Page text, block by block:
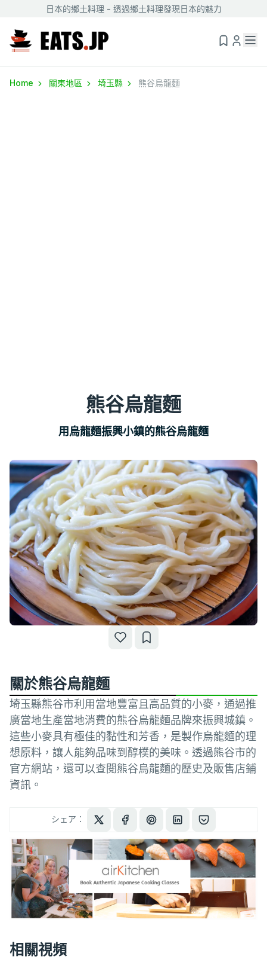
日本的鄉土料理 - 透過鄉土料理發現日本的魅力
Home 關東地區 埼玉縣 熊谷烏龍麵
熊谷烏龍麵
用烏龍麵振興小鎮的熊谷烏龍麵
關於熊谷烏龍麵
埼玉縣熊谷市利用當地豐富且高品質的小麥，通過推
廣當地生產當地消費的熊谷烏龍麵品牌來振興城鎮。
這些小麥具有極佳的黏性和芳香，是製作烏龍麵的理
想原料，讓人能夠品味到醇樸的美味。透過熊谷市的
官方網站，還可以查閱熊谷烏龍麵的歷史及販售店鋪
資訊。
シェア：
相關視頻